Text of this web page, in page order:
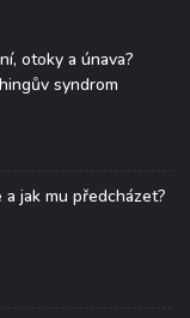
otoky a únava?
syndrom
jak mu předcházet?